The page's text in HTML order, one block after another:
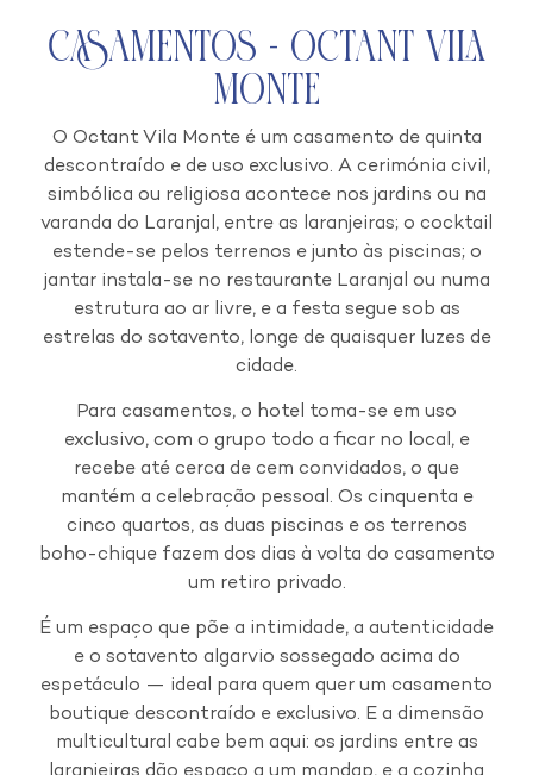
Casamentos - Octant Vila
Monte
O Octant Vila Monte é um casamento de quinta
descontraído e de uso exclusivo. A cerimónia civil,
simbólica ou religiosa acontece nos jardins ou na
varanda do Laranjal, entre as laranjeiras; o cocktail
estende-se pelos terrenos e junto às piscinas; o
jantar instala-se no restaurante Laranjal ou numa
estrutura ao ar livre, e a festa segue sob as
estrelas do sotavento, longe de quaisquer luzes de
cidade.
Para casamentos, o hotel toma-se em uso
exclusivo, com o grupo todo a ficar no local, e
recebe até cerca de cem convidados, o que
mantém a celebração pessoal. Os cinquenta e
cinco quartos, as duas piscinas e os terrenos
boho-chique fazem dos dias à volta do casamento
um retiro privado.
É um espaço que põe a intimidade, a autenticidade
e o sotavento algarvio sossegado acima do
espetáculo — ideal para quem quer um casamento
boutique descontraído e exclusivo. E a dimensão
multicultural cabe bem aqui: os jardins entre as